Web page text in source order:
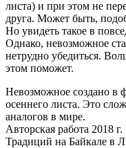
листа) и при этом не
друга. Может быть,
Но увидеть такое в
Однако, невозможное
нетрудно убедиться.
этом поможет.
Невозможное создано в
осеннего листа. Это
аналогов в мире.
Авторская работа 2018
Традиций на Байкале в